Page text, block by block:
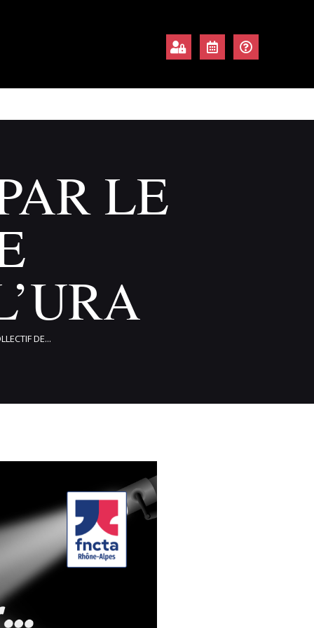
LE
DE...